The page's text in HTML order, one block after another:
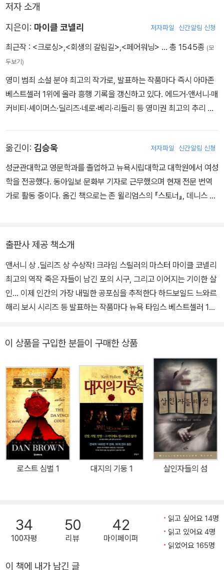
저자 소개
지은이: 마이클 코넬리 저자파일 신간알림 신청
최근작 : <크로싱> <회생의 갈림길> <페어워닝> … 총 1545종 (모
두보기)
영미 범죄 소설 분야 최고의 작가로, 발표하는 작품마다 즉시 아마존
베스트셀러 1위에 올라 흥행 기록을 갱신하고 있다. 에드거·앤서니·매
커비티·셰이머스·딜리즈·네로·베리·리들리 등 영미권 최고의 추리 소
을 석권해 명실공히 세계 최고의 장르 소설가로 그 작품성을 인정받
았다. 1956년 미국 필라델피아에서 태어나 플로리다대학교에서 저
널리즘을 전공했으며 졸업 후 《데이토나 비치 뉴스 저널》에서 경찰
기자로 일했다. 1982년부터는 《포트로더데일 뉴스》와 《선센티넬》
취재하고 생존자들을 인터뷰해 기사를 썼다. 이 기사가 미국 전역에
대서특필되어 각종 취재 상을 받았으며, 1986년에 퓰리처상 최종 후
보에 선정된다. 《로스앤젤레스 타임스》 범죄 담당 기자로 자리를 옮
긴 뒤 수많은 범죄 사건에 관한 경험을 쌓아나갔다. 에이전트 필립 스
피처가 그의 작가적 가능성을 발견, 리틀 브라운 출판사에서 첫 책
살인범을 쫓는 기자 잭 매커보이 시리즈, 르네 발라드까지 색다른 캐
릭터를 주인공으로 소설을 쓰고 있다. 그의 소설은 클린트 이스트우
드가 감독과 주연을 맡은 영화 〈블러드 워크〉, 매슈 매코너헤이 주연
의 영화 〈링컨 차를 타는 변호사〉, 아마존 스튜디오 드라마 〈보슈〉의
원작이기도 하다.
옮긴이: 김승욱 저자파일 신간알림 신청
성균관대학교 영문학과를 졸업하고 뉴욕시립대학교 대학원에서 여성
학을 전공했다. 동아일보 문화부 기자로 근무했으며 현재 전문 번역
가로 활동 중이다. 옮긴 책으로는 존 윌리엄스의 『스토너』, 데니스 존
출판사 제공 책소개
앤서니 상 .딜리즈 상 수상작! 크라임 스릴러의 마스터 마이클 코넬리
최고의 역작 죽은 자들이 남긴 포의 시구, 그리고 이어지는 기이한 살
인… 이제 인간의 가장 내밀한 공포심을 추적한다 하드보일드 느와르
해리 보시 시리즈 등 발표하는 작품마다 뉴욕 타임스 베스트셀러 1위
의 초특급 베스트셀러 작가이며 에드가, 앤서니, 마카비티, 셰이머스,
네로 울프, 베리 상 등 수많은 추리 문학상을 휩쓸며 작품성 또한 인정
받은 드문 작가이기도 하다. 하지만 국내에서는 해리 보시 시리즈 1,
2편이 10여년 전 소개된 이후 더 이상 그의 작품이 소개될 기회가 없
어 수많은 크라임 픽션 팬들의 아쉬움이 적지 않았다. 이에 랜덤하우
스코리아에서는 2008년 여름, 악당 전문 변호사 미키 할러의 법정
스릴러 <링컨 차를 타는 변호사>를 마이클 코넬리의 첫 소개작으로
선보인 이후, 2009년 2월 <시인-자살노트를 쓰는 살인자>(이하 <
시인>)을 새로이 출간한다. 랜덤하우스에서는 코넬리의 해리 보시 시
리즈 및 스탠드 얼론 전작들을 출간할 예정이다. <시인>은 마이클 코
들의 침묵> 이후 동 장르 최고의 작품”(타임)이라는 칭송을 받으며
그해 앤서니 상과 딜리즈 상을 동시 석권했다. 형제를 잃은 한 남자의
강박적인 집념에서 시작되는 이 작품은 에드가 앨런 포의 음울한 시
이 상품을 구입한 분들이 구매한 상품
로스트 심벌 1 대지의 기둥 1 살인자들의 섬
34
100자평
50
리뷰
42
마이페이퍼
읽고 싶어요 14명
읽고 있어요 4명
읽었어요 165명
이 책에 내가 남긴 글